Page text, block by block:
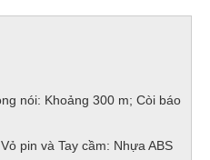
nói: Khoảng 300 m; Còi báo
pin và Tay cầm: Nhựa ABS